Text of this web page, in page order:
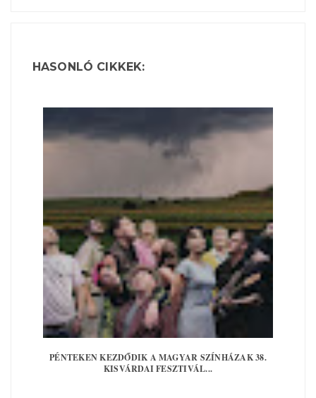
HASONLÓ CIKKEK:
PÉNTEKEN KEZDŐDIK A MAGYAR SZÍNHÁZAK 38.
KISVÁRDAI FESZTIVÁL...